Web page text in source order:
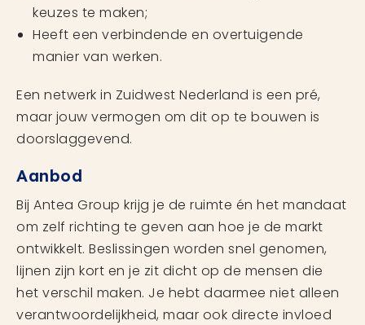
keuzes te maken;
Heeft een verbindende en overtuigende
manier van werken.
Een netwerk in Zuidwest Nederland is een pré,
maar jouw vermogen om dit op te bouwen is
doorslaggevend.
Aanbod
Bij Antea Group krijg je de ruimte én het mandaat
om zelf richting te geven aan hoe je de markt
ontwikkelt. Beslissingen worden snel genomen,
lijnen zijn kort en je zit dicht op de mensen die
het verschil maken. Je hebt daarmee niet alleen
verantwoordelijkheid, maar ook directe invloed